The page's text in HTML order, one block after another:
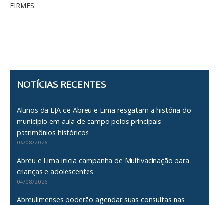
FIRMES.
NOTÍCIAS RECENTES
Alunos da EJA de Abreu e Lima resgatam a história do
município em aula de campo pelos principais
patrimônios históricos
06/08/2026
Abreu e Lima inicia campanha de Multivacinação para
crianças e adolescentes
04/08/2026
Abreulimenses poderão agendar suas consultas nas